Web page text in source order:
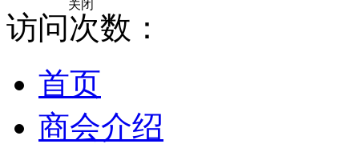
访问次数：
首页
商会介绍
关闭